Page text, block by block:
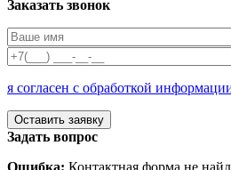
Заказать звонок
я согласен с обработкой
Задать вопрос
Ошибка: Контактная форма не